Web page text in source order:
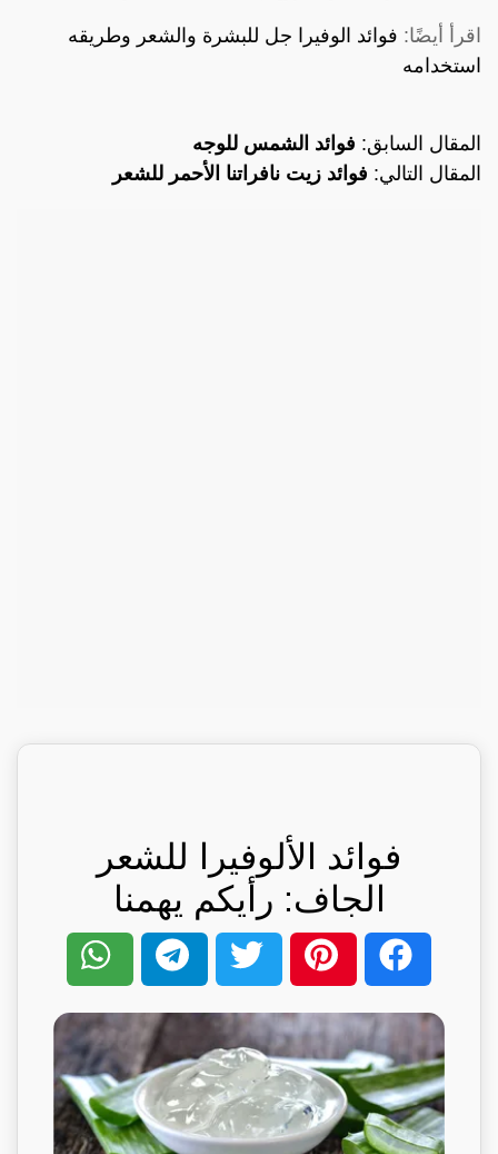
اقرأ أيضًا: فوائد الوفيرا جل للبشرة والشعر وطريقه
استخدامه
المقال السابق: فوائد الشمس للوجه
المقال التالي: فوائد زيت نافراتنا الأحمر للشعر
فوائد الألوفيرا للشعر
الجاف: رأيكم يهمنا